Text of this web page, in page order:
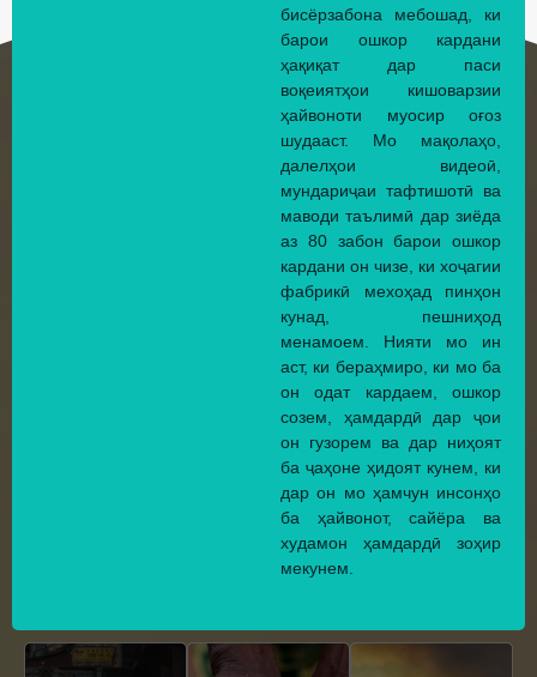
бисёрзабона мебошад, ки
барои ошкор кардани
ҳақиқат дар паси
воқеиятҳои кишоварзии
ҳайвоноти муосир оғоз
шудааст. Мо мақолаҳо,
далелҳои видеоӣ,
мундариҷаи тафтишотӣ ва
маводи таълимӣ дар зиёда
аз 80 забон барои ошкор
кардани он чизе, ки хоҷагии
фабрикӣ мехоҳад пинҳон
кунад, пешниҳод
менамоем. Нияти мо ин
аст, ки бераҳмиро, ки мо ба
он одат кардаем, ошкор
созем, ҳамдардӣ дар ҷои
он гузорем ва дар ниҳоят
ба ҷаҳоне ҳидоят кунем, ки
дар он мо ҳамчун инсонҳо
ба ҳайвонот, сайёра ва
худамон ҳамдардӣ зоҳир
мекунем.